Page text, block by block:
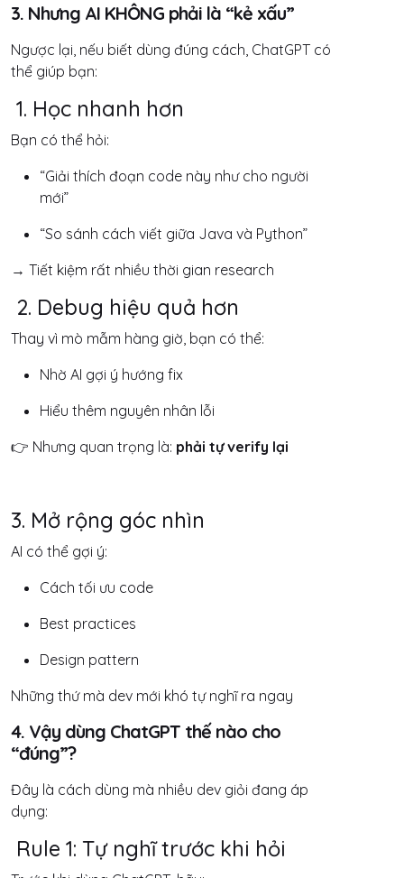
3. Nhưng AI KHÔNG phải là “kẻ xấu”
Ngược lại, nếu biết dùng đúng cách, ChatGPT có
thể giúp bạn:
1. Học nhanh hơn
Bạn có thể hỏi:
“Giải thích đoạn code này như cho người
mới”
“So sánh cách viết giữa Java và Python”
→ Tiết kiệm rất nhiều thời gian research
2. Debug hiệu quả hơn
Thay vì mò mẫm hàng giờ, bạn có thể:
Nhờ AI gợi ý hướng fix
Hiểu thêm nguyên nhân lỗi
👉 Nhưng quan trọng là: phải tự verify lại
3. Mở rộng góc nhìn
AI có thể gợi ý:
Cách tối ưu code
Best practices
Design pattern
Những thứ mà dev mới khó tự nghĩ ra ngay
4. Vậy dùng ChatGPT thế nào cho
“đúng”?
Đây là cách dùng mà nhiều dev giỏi đang áp
dụng:
Rule 1: Tự nghĩ trước khi hỏi